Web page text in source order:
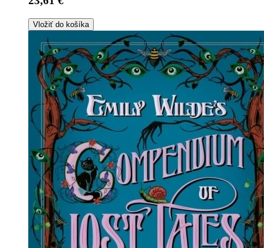
Vložiť do košíka